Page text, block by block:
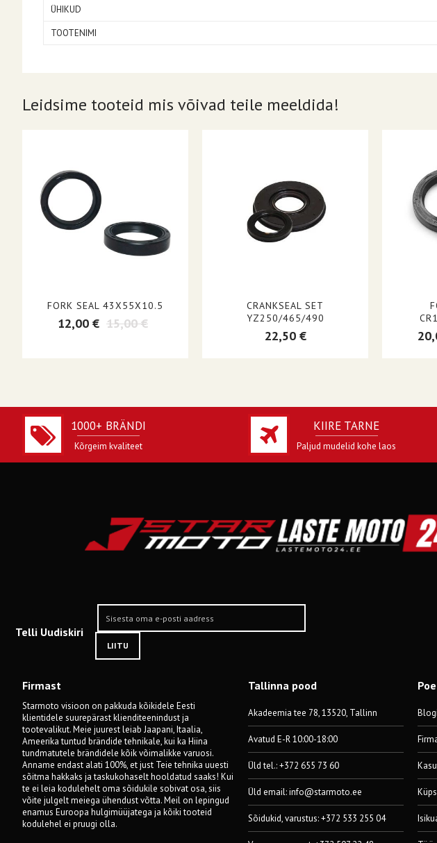
ÜHIKUD
TOOTENIMI
Leidsime tooteid mis võivad teile meeldida!
FORK SEAL 43X55X10.5
12,00 € 15,00 €
CRANKSEAL SET
YZ250/465/490
22,50 €
1000+ BRÄNDI
Kõrgeim kvaliteet
KIIRE TARNE
Paljud mudelid kohe laos
Telli Uudiskiri
LIITU
Firmast
Starmoto visioon on pakkuda kõikidele Eesti
klientidele suurepärast klienditeenindust ja
tootevalikut. Meie juurest leiab Jaapani, Itaalia,
Ameerika tuntud brändide tehnikale, kui ka Hiina
tundmatutele brändidele kõik võimalikke varuosi.
Anname endast alati 100%, et just Teie tehnika uuesti
sõitma hakkaks ja taskukohaselt hooldatud saaks! Kui
te ei leia kodulehelt oma sõidukile sobivat osa, siis
võite julgelt meiega ühendust võtta. Meil on lepingud
enamus Euroopa hulgimüüjatega ja kõiki tooteid
kodulehel ei pruugi olla.
Tallinna pood
Akadeemia tee 78, 13520, Tallinn
Avatud E-R 10:00-18:00
Üld tel.: +372 655 73 60
Üld email:info@starmoto.ee
Sõidukid, varustus: +372 533 255 04